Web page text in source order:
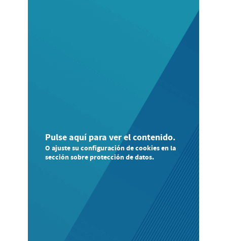
Pulse aquí para ver el contenido.
O ajuste su configuración de cookies en la
sección sobre protección de datos.